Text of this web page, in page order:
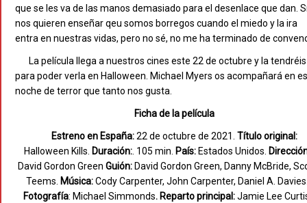
que se les va de las manos demasiado para el desenlace que dan.
nos quieren enseñar qeu somos borregos cuando el miedo y la ira
entra en nuestras vidas, pero no sé, no me ha terminado de
La película llega a nuestros cines este 22 de octubre y la tendréis
para poder verla en Halloween. Michael Myers os acompañará en
noche de terror que tanto nos gusta.
Ficha de la película
Estreno en España:22 de octubre de 2021. Título original:
Halloween Kills. Duración:. 105 min. País: Estados Unidos.
David Gordon Green Guión: David Gordon Green, Danny McBride,
Teems. Música:Cody Carpenter, John Carpenter, Daniel A.
Fotografía: Michael Simmonds. Reparto principal:Jamie Lee